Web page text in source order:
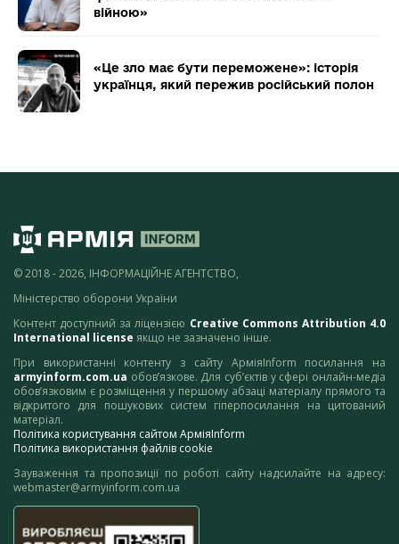
війною»
«Це зло має бути переможене»: історія
українця, який пережив російський полон
© 2018 - 2026, ІНФОРМАЦІЙНЕ АГЕНТСТВО,
Міністерство оборони України
Контент доступний за ліцензією Creative Commons Attribution 4.0
International license якщо не зазначено інше.
При використанні контенту з сайту АрміяInform посилання на
armyinform.com.ua обов’язкове. Для суб’єктів у сфері онлайн-медіа
обов’язковим є розміщення у першому абзаці матеріалу прямого та
відкритого для пошукових систем гіперпосилання на цитований
матеріал.
Політика користування сайтом АрміяInform
Політика використання файлів cookie
Зауваження та пропозиції по роботі сайту надсилайте на адресу:
webmaster@armyinform.com.ua